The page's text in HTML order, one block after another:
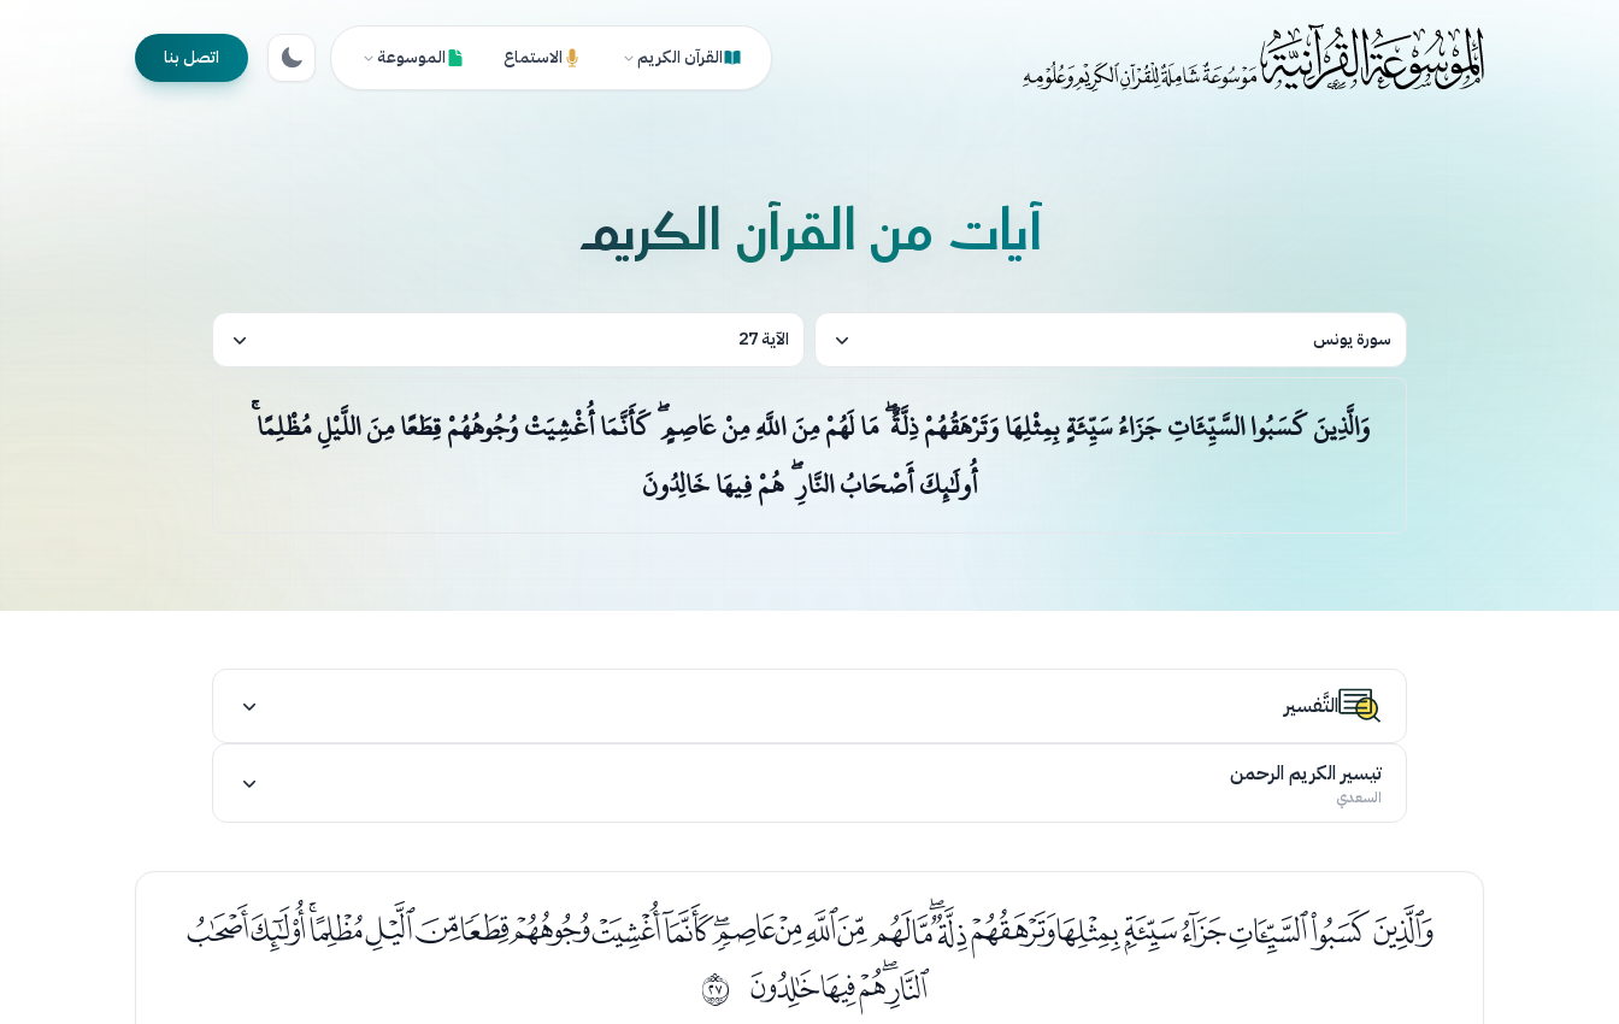
القرآن الكريم الاستماع الموسوعة اتصل بنا
آيات من القرآن الكريم
سورة يونس الآية 27
وَالَّذِينَ كَسَبُوا السَّيِّئَاتِ جَزَاءُ سَيِّئَةٍ بِمِثْلِهَا وَتَرْهَقُهُمْ ذِلَّةٌ ۖ مَا لَهُمْ مِنَ اللَّهِ مِنْ عَاصِمٍ ۖ كَأَنَّمَا أُغْشِيَتْ وُجُوهُهُمْ قِطَعًا مِنَ اللَّيْلِ مُظْلِمًا ۚ
أُولَٰئِكَ أَصْحَابُ النَّارِ ۖ هُمْ فِيهَا خَالِدُونَ
التَّفسير
تيسير الكريم الرحمن
السعدي
ﭦﭧﭨﭩﭪﭫﭬﭭﭮﭯﭰﭱﭲﭳﭴﭵﭶﭷﭸﭹﭺﭻﭼﭽﭾﭿ
ﮀﮁﮂﮃﮄ ﰚ